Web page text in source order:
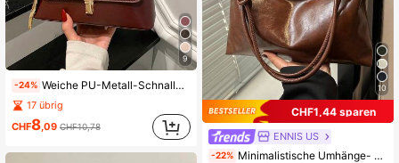
9
-24% Weiche PU-Metall-Schnallen-Dekoration Vintage Muschel Baguette Tasche Damen Schultertasche Neue Damen Tasche Kleine Handtasche Kleine quadratische Tasche
17 übrig
CHF8 ,09 CHF10,78
10
CHF1,44 sparen
ENNIS US
-22% Minimalistische Umhänge- und Schultertasche in Sichelform, vielseitig einsetzbar